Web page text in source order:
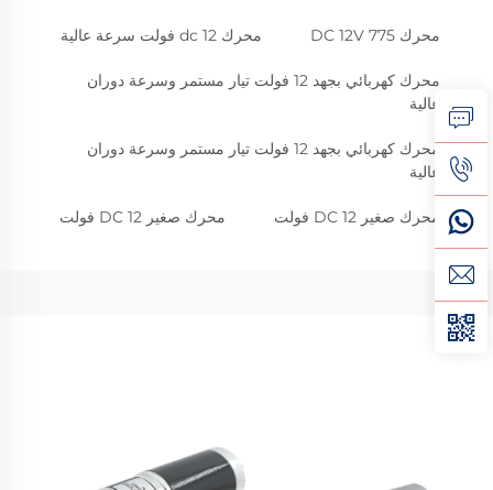
محرك DC 12V 775 محرك dc 12 فولت سرعة عالية
محرك كهربائي بجهد 12 فولت تيار مستمر وسرعة دوران
عالية
محرك كهربائي بجهد 12 فولت تيار مستمر وسرعة دوران
عالية
محرك صغير DC 12 فولت محرك صغير DC 12 فولت